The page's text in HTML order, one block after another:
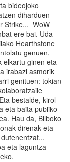
bideojoko
diharduen
Strike... WoW
ere bai. Uda
Hearthstone
genuen,
elkartu ginen eta
irabazi asmorik
genituen: tokian
bestalde, kirol
eta baita publiko
Hau da, Bilboko
direnak eta
eta laguntza